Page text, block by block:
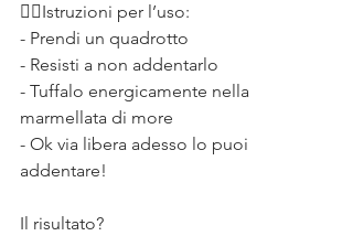
👆🏻Istruzioni per l’uso:⠀
- Prendi un quadrotto⠀
- Resisti a non addentarlo ⠀
- Tuffalo energicamente nella
marmellata di more ⠀
- Ok via libera adesso lo puoi
addentare!⠀
Il risultato? ⠀